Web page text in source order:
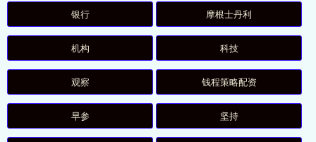
银行 摩根士丹利
机构 科技
观察 钱程策略配资
早参 坚持